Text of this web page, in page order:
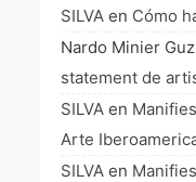
SILVA en Cómo
Nardo Minier
statement de
SILVA en
Arte
SILVA en